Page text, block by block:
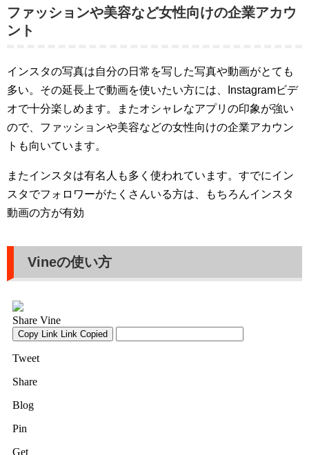
ファッションや美容など女性向けの企業アカウ
ント
インスタの写真は自分の日常を写した写真や動画がとても
多い。その延長上で動画を使いたい方には、Instagramビデ
オで十分楽しめます。またオシャレなアプリの印象が強い
ので、ファッションや美容などの女性向けの企業アカウン
トも向いています。
またインスタは有名人も多く使われています。すでにイン
スタでフォロワーがたくさんいる方は、もちろんインスタ
動画の方が有効
Vineの使い方